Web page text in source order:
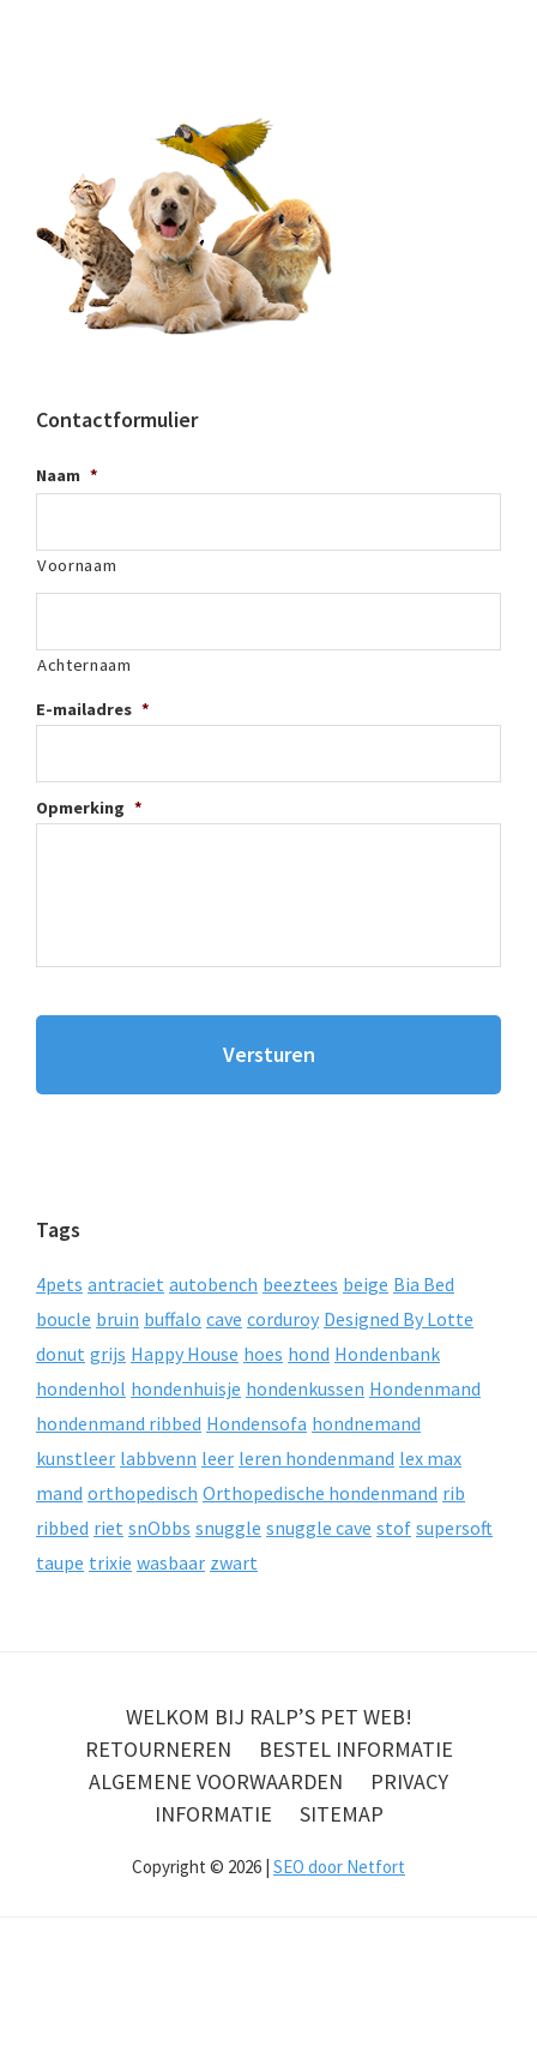
Contactformulier
Naam *
Voornaam
Achternaam
E-mailadres *
Opmerking *
Tags
4pets antraciet autobench beeztees beige Bia Bed
boucle bruin buffalo cave corduroy Designed By Lotte
donut grijs Happy House hoes hond Hondenbank
hondenhol hondenhuisje hondenkussen Hondenmand
hondenmand ribbed Hondensofa hondnemand
kunstleer labbvenn leer leren hondenmand lex max
mand orthopedisch Orthopedische hondenmand rib
ribbed riet snObbs snuggle snuggle cave stof supersoft
taupe trixie wasbaar zwart
WELKOM BIJ RALP’S PET WEB!
RETOURNEREN
BESTEL INFORMATIE
ALGEMENE VOORWAARDEN
PRIVACY
INFORMATIE
SITEMAP
Copyright © 2026 | SEO door Netfort